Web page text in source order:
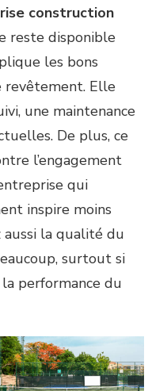
construction
reste disponible
les bons
revêtement. Elle
une maintenance
De plus, ce
l’engagement
qui
inspire moins
aussi la qualité du
surtout si
performance du